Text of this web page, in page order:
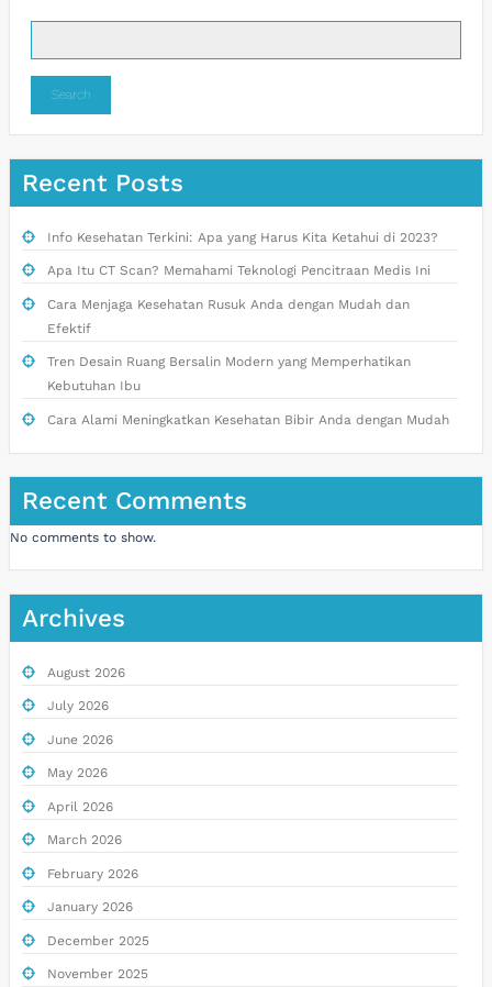
Search
Recent Posts
Info Kesehatan Terkini: Apa yang Harus Kita Ketahui di 2023?
Apa Itu CT Scan? Memahami Teknologi Pencitraan Medis Ini
Cara Menjaga Kesehatan Rusuk Anda dengan Mudah dan
Efektif
Tren Desain Ruang Bersalin Modern yang Memperhatikan
Kebutuhan Ibu
Cara Alami Meningkatkan Kesehatan Bibir Anda dengan Mudah
Recent Comments
No comments to show.
Archives
August 2026
July 2026
June 2026
May 2026
April 2026
March 2026
February 2026
January 2026
December 2025
November 2025